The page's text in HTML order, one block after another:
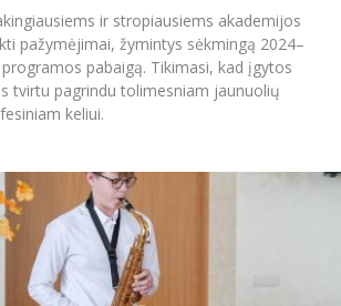
Azijos centras
Vilniaus Karaliaus Sedžiongo institutas
Karaliaus Sedžiongo institutas
šalių studijų centras
skelbiama informacija
Ukrainai
sauga
sistema "Studijos"
elektroninis paštas
autentifikacija universiteto
(MFA)
gerovė
kvalifikacijos kėlimas
norminių teisės aktų duomenų bazė
ir stropiausiems akademijos
pažymėjimai, žymintys sėkmingą 2024–
pabaigą. Tikimasi, kad įgytos
tvirtu pagrindu tolimesniam jaunuolių
keliui.